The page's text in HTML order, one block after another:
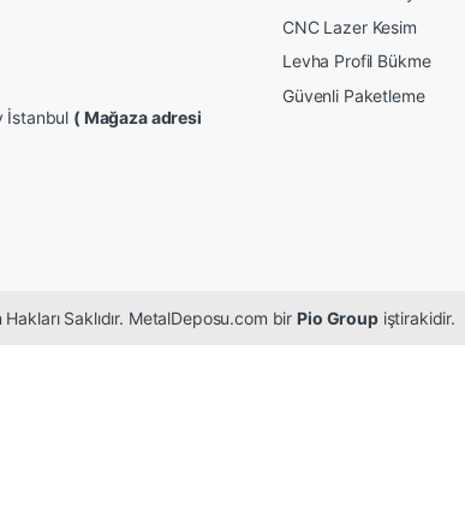
İstanbul ( Mağaza adresi
CNC Lazer Kesim
Levha Profil Bükme
Güvenli Paketleme
Saklıdır. MetalDeposu.com bir Pio Groupiştirakidir.